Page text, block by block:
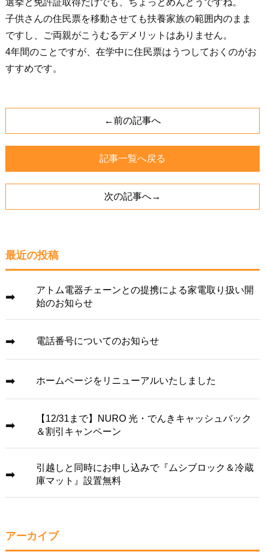
選挙と免許証取得だけでも、ちょっとめんどうですね。
子供さんの住民票を移動させても扶養家族の範囲内のまま
ですし、ご両親がこうむるデメリットはありません。
4年間のことですが、在学中に住民票はうつしておくのがお
すすめです。
←前の記事へ
記事一覧へ戻る
次の記事へ→
最近の投稿
アトム電器チェーンとの提携による家電取り扱い開
始のお知らせ
電話番号についてのお知らせ
ホームページをリニューアルいたしました
【12/31まで】NURO 光・でんきキャッシュバック
＆割引キャンペーン
引越しと同時にお申し込みで『ムシブロック＆冷蔵
庫マット』設置無料
アーカイブ